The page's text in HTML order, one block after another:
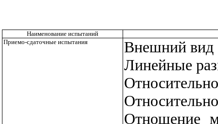
Наименование испытаний
Приемо-сдаточные испытания
Внешний вид
Линейные
Отношение